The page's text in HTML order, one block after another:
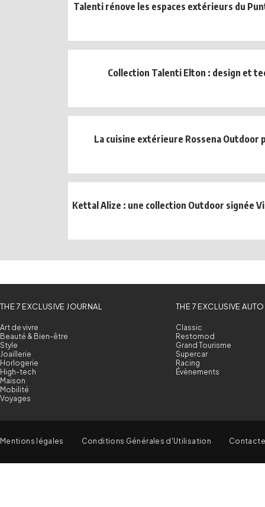
Talenti rénove les espaces extérieurs du
Collection Talenti Elton : design et
La cuisine extérieure Rossena Outdoor
Kettal Alize : une collection Outdoor signée
THE 7 EXCLUSIVE JOURNAL
Art de vivre
Beauté & Bien-être
Style
Joaillerie
Horlogerie
High-tech
Maison
Mobilité
Voyages
THE 7 EXCLUSIVE AUTO
Classic
Restomod
Grand Tourisme
Supercar
Racing
Évènements
Mentions légales Conditions Générales d'Utilisation